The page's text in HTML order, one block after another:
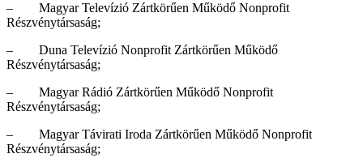
– Magyar Televízió Zártkörűen Működő Nonprofit
Részvénytársaság;
– Duna Televízió Nonprofit Zártkörűen Működő
Részvénytársaság;
– Magyar Rádió Zártkörűen Működő Nonprofit
Részvénytársaság;
– Magyar Távirati Iroda Zártkörűen Működő Nonprofit
Részvénytársaság;